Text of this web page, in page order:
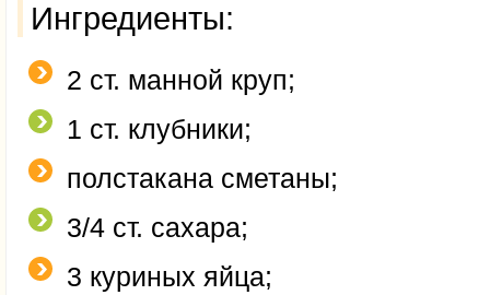
Ингредиенты:
2 ст. манной круп;
1 ст. клубники;
полстакана сметаны;
3/4 ст. сахара;
3 куриных яйца;